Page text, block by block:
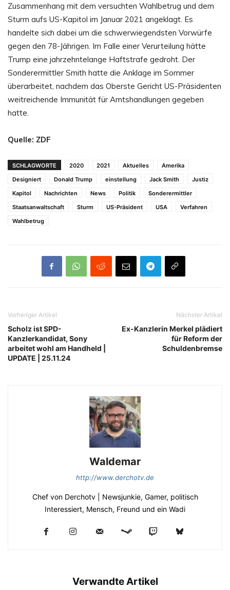
Zusammenhang mit dem versuchten Wahlbetrug und dem
Sturm aufs US-Kapitol im Januar 2021 angeklagt. Es
handelte sich dabei um die schwerwiegendsten Vorwürfe
gegen den 78-Jährigen. Im Falle einer Verurteilung hätte
Trump eine jahrzehntelange Haftstrafe gedroht. Der
Sonderermittler Smith hatte die Anklage im Sommer
überarbeitet, nachdem das Oberste Gericht US-Präsidenten
weitreichende Immunität für Amtshandlungen gegeben
hatte.
Quelle: ZDF
SCHLAGWORTE 2020 2021 Aktuelles
Amerika
Designiert
Donald Trump einstellung Jack Smith
Justiz
Kapitol
Nachrichten News Politik
Sonderermittler
Staatsanwaltschaft
Sturm US-Präsident USA
Verfahren
Wahlbetrug
Vorheriger Artikel
Scholz ist SPD-
Kanzlerkandidat, Sony
arbeitet wohl am Handheld |
UPDATE | 25.11.24
Nächster Artikel
Ex-Kanzlerin Merkel plädiert
für Reform der
Schuldenbremse
Waldemar
http://www.derchotv.de
Chef von Derchotv | Newsjunkie, Gamer, politisch
Interessiert, Mensch, Freund und ein Wadi
Verwandte Artikel